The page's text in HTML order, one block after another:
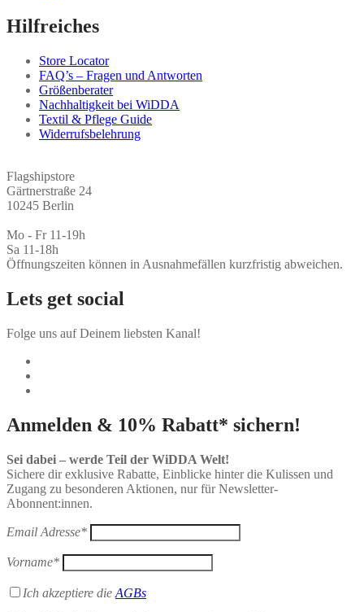
Hilfreiches
Store Locator
FAQ’s – Fragen und Antworten
Größenberater
Nachhaltigkeit bei WiDDA
Textil & Pflege Guide
Widerrufsbelehrung
Flagshipstore
Gärtnerstraße 24
10245 Berlin
Mo - Fr 11-19h
Sa 11-18h
Öffnungszeiten können in Ausnahmefällen kurzfristig abweichen.
Lets get social
Folge uns auf Deinem liebsten Kanal!
Anmelden & 10% Rabatt* sichern!
Sei dabei – werde Teil der WiDDA Welt!
Sichere dir exklusive Rabatte, Einblicke hinter die Kulissen und
Zugang zu besonderen Aktionen, nur für Newsletter-
Abonnent:innen.
Email Adresse*
Vorname*
Ich akzeptiere die AGBs